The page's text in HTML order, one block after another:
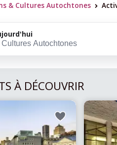
lien avec des
autochtones
d’interprétation,
avec des membres
Les légendes, les
découvrir une vision
générations futures.
et des Inuit. L’art
Sculptures,
& Cultures Autochtones >
Autochtones
À DÉCOUVRIR
Ajouter
aux
favoris